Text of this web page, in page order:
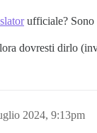
ufficiale? Sono
dovresti dirlo
2024, 9:13pm